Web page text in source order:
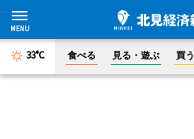
33°C 食べる 見る・遊ぶ 買う